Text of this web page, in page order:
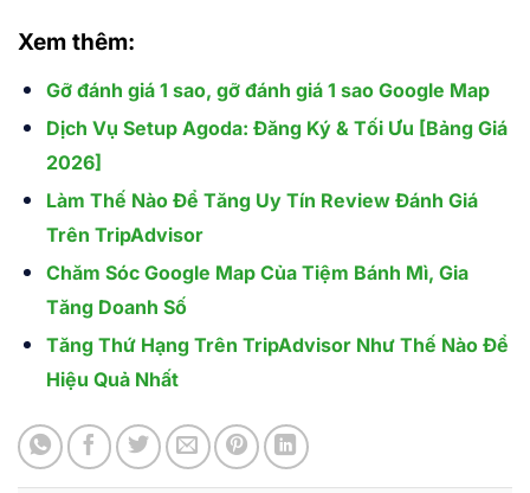
Xem thêm:
Gỡ đánh giá 1 sao, gỡ đánh giá 1 sao Google Map
Dịch Vụ Setup Agoda: Đăng Ký & Tối Ưu [Bảng Giá
2026]
Làm Thế Nào Để Tăng Uy Tín Review Đánh Giá
Trên TripAdvisor
Chăm Sóc Google Map Của Tiệm Bánh Mì, Gia
Tăng Doanh Số
Tăng Thứ Hạng Trên TripAdvisor Như Thế Nào Để
Hiệu Quả Nhất